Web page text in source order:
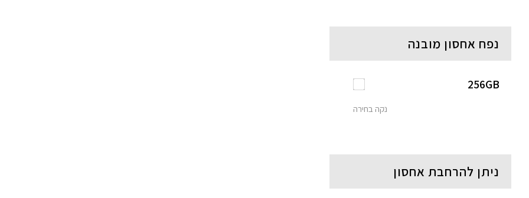
נפח אחסון מובנה
256GB
נקה בחירה
ניתן להרחבת אחסון